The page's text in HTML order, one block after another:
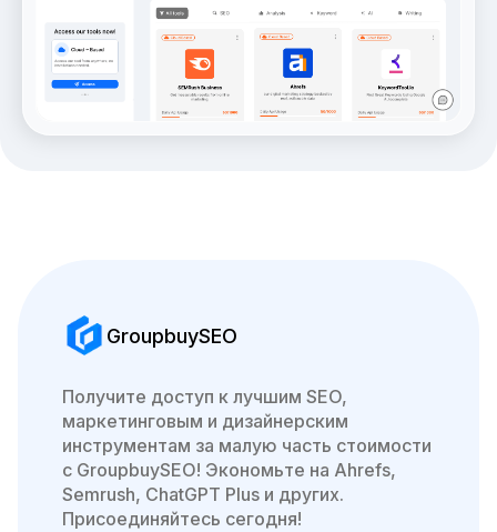
GroupbuySEO
Получите доступ к лучшим SEO,
маркетинговым и дизайнерским
инструментам за малую часть стоимости
с GroupbuySEO! Экономьте на Ahrefs,
Semrush, ChatGPT Plus и других.
Присоединяйтесь сегодня!